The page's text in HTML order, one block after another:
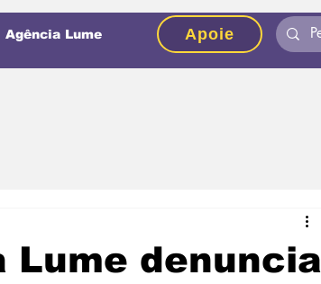
Agência Lume Apoie
Lume denuncia